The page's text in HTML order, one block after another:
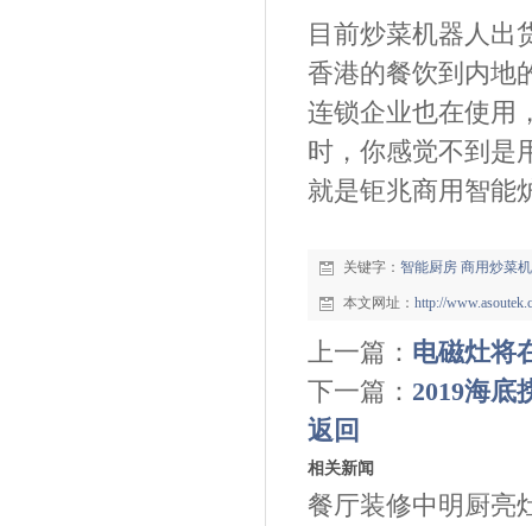
目前炒菜机器人出
香港的餐饮到内地
连锁企业也在使用
时，你感觉不到是
就是钜兆商用智能
关键字： 智能厨房 商用炒菜
本文网址： http://
上一篇： 电磁灶将
下一篇： 2019海底
返回
相关新闻
餐厅装修中明厨亮